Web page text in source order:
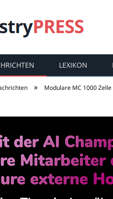
PRESS
LEXIKON
» Modulare MC 1000